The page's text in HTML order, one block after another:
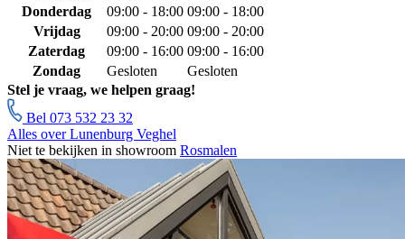
Donderdag
09:00 - 18:00 09:00 - 18:00
Vrijdag
09:00 - 20:00 09:00 - 20:00
Zaterdag
09:00 - 16:00 09:00 - 16:00
Zondag
Gesloten
Gesloten
Stel je vraag, we helpen graag!
Bel 073 532 23 32
Alles over Lunenburg Veghel
Niet te bekijken in showroom Rosmalen